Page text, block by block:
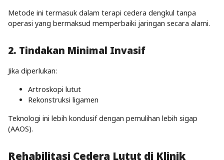
Metode ini termasuk dalam terapi cedera dengkul tanpa
operasi yang bermaksud memperbaiki jaringan secara alami.
2. Tindakan Minimal Invasif
Jika diperlukan:
Artroskopi lutut
Rekonstruksi ligamen
Teknologi ini lebih kondusif dengan pemulihan lebih sigap
(AAOS).
Rehabilitasi Cedera Lutut di Klinik